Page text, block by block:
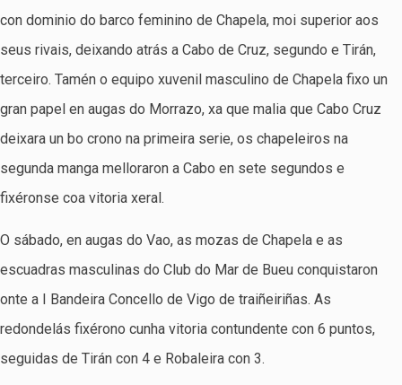
con dominio do barco feminino de Chapela, moi superior aos
seus rivais, deixando atrás a Cabo de Cruz, segundo e Tirán,
terceiro. Tamén o equipo xuvenil masculino de Chapela fixo un
gran papel en augas do Morrazo, xa que malia que Cabo Cruz
deixara un bo crono na primeira serie, os chapeleiros na
segunda manga melloraron a Cabo en sete segundos e
fixéronse coa vitoria xeral.
O sábado, en augas do Vao, as mozas de Chapela e as
escuadras masculinas do Club do Mar de Bueu conquistaron
onte a I Bandeira Concello de Vigo de traiñeiriñas. As
redondelás fixérono cunha vitoria contundente con 6 puntos,
seguidas de Tirán con 4 e Robaleira con 3.